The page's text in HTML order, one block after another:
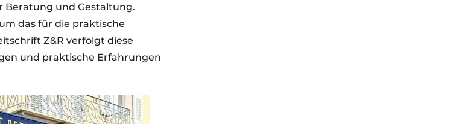
Beratung und Gestaltung.
das für die praktische
Z&R verfolgt diese
und praktische Erfahrungen